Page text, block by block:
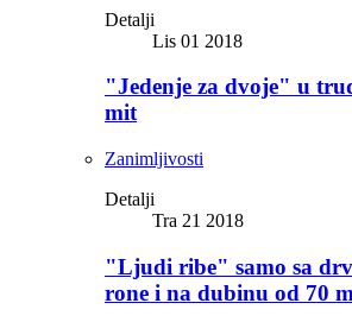
Detalji
Lis 01 2018
"Jedenje za dvoje" u
mit
Zanimljivosti
Detalji
Tra 21 2018
"Ljudi ribe" samo sa
rone i na dubinu od 70